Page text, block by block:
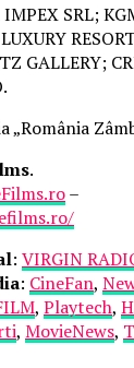
SRL;
GALLERY;
„România
.
–
: VIRGIN
: CineFan,
, Playtech,
, MovieNews,